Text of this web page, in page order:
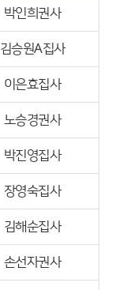
박인희권사
김승원A집사
이은효집사
노승경권사
박진영집사
장영숙집사
김해순집사
손선자권사